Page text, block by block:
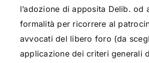
l’adozione di apposita Delib. od
formalità per ricorrere al
avvocati del libero foro (da
applicazione dei criteri generali